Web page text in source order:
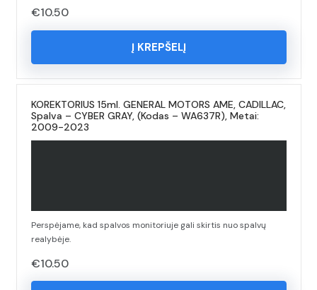
€10.50
Į KREPŠELĮ
KOREKTORIUS 15ml. GENERAL MOTORS AME, CADILLAC,
Spalva – CYBER GRAY, (Kodas – WA637R), Metai:
2009-2023
Perspėjame, kad spalvos monitoriuje gali skirtis nuo spalvų
realybėje.
€10.50